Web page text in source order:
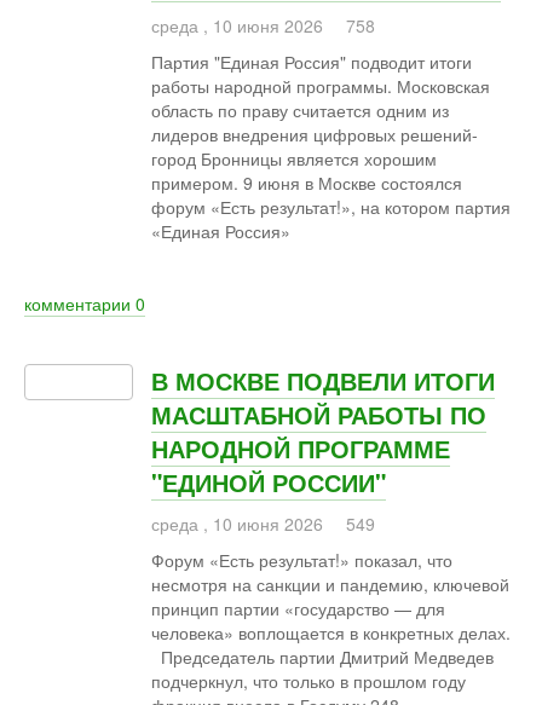
среда , 10 июня 2026
758
Партия "Единая Россия" подводит итоги
работы народной программы. Московская
область по праву считается одним из
лидеров внедрения цифровых решений-
город Бронницы является хорошим
примером. 9 июня в Москве состоялся
форум «Есть результат!», на котором партия
«Единая Россия»
комментарии 0
В МОСКВЕ ПОДВЕЛИ ИТОГИ
МАСШТАБНОЙ РАБОТЫ ПО
НАРОДНОЙ ПРОГРАММЕ
"ЕДИНОЙ РОССИИ"
среда , 10 июня 2026
549
Форум «Есть результат!» показал, что
несмотря на санкции и пандемию, ключевой
принцип партии «государство — для
человека» воплощается в конкретных делах.
Председатель партии Дмитрий Медведев
подчеркнул, что только в прошлом году